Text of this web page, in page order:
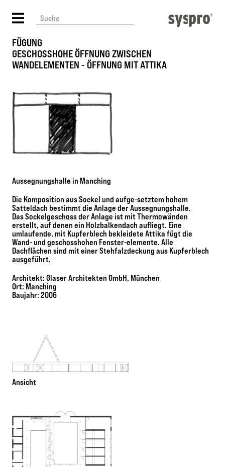
FÜGUNG
GESCHOSSHOHE ÖFFNUNG ZWISCHEN
WANDELEMENTEN - ÖFFNUNG MIT ATTIKA
Aussegnungshalle in Manching
Die Komposition aus Sockel und aufge-setztem hohem
Satteldach bestimmt die Anlage der Aussegnungshalle.
Das Sockelgeschoss der Anlage ist mit Thermowänden
erstellt, auf denen ein Holzbalkendach aufliegt. Eine
umlaufende, mit Kupferblech bekleidete Attika fügt die
Wand- und geschosshohen Fenster-elemente. Alle
Dachflächen sind mit einer Stehfalzdeckung aus Kupferblech
ausgeführt.
Architekt: Glaser Architekten GmbH, München
Ort: Manching
Baujahr: 2006
Ansicht